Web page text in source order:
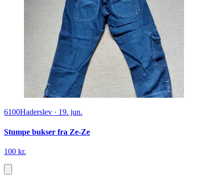
6100Haderslev · 19. jun.
Stumpe bukser fra Ze-Ze
100 kr.